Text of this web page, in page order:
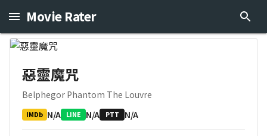
Movie Rater
惡靈魔咒
Belphegor Phantom The Louvre
IMDb N/A LINE N/A PTT N/A